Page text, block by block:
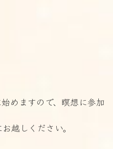
めますので、瞑想に参加
越しください。